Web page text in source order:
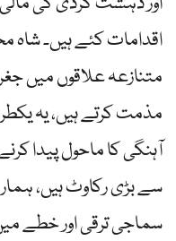
اقدامات کئے ہیں۔ شاہ
متنازعہ علاقوں میں
مذمت کرتے ہیں، یہ
آہنگی کا ماحول پیدا
سے بڑی رکاوٹ ہیں،
سماجی ترقی اور خطے